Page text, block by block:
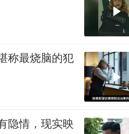
称最烧脑的犯
隐情，现实映